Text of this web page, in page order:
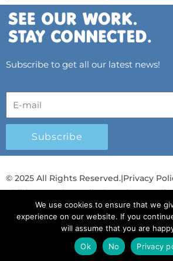
Subscribe to get all our latest news!
Subscribe
© 2025 All Rights Reserved.|Privacy
Child Protection Policy|Gender
Λογοδοσία και Διαφάνεια
T
w
Y
o
I
n
S
p
We use cookies to ensure that we
experience on our website. If you
will assume that you are
Ok
No Privacy